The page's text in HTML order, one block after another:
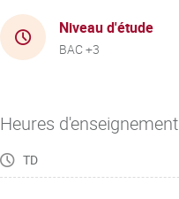
Niveau d'étude
BAC +3
Heures d'enseignement
TD